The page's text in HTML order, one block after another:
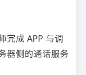
完成 APP 与调
器侧的通话服务